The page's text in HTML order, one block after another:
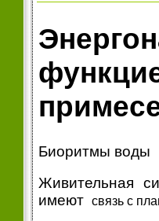
Биоритмы воды
Живительная
имеют связь с